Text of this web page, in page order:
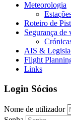
Meteorologia
Roteiro de
Segurança de
AIS &
Flight
Links
Login Sócios
Nome de utilizador